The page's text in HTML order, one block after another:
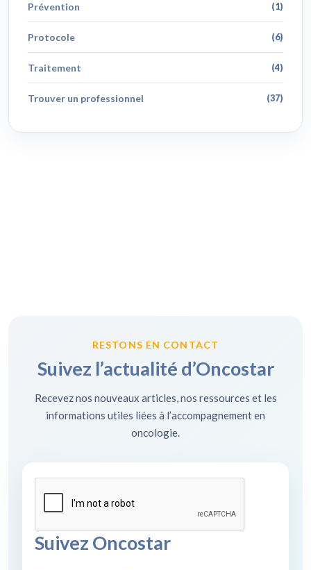
Prévention (1)
Protocole (6)
Traitement (4)
Trouver un professionnel (37)
RESTONS EN CONTACT
Suivez l’actualité d’Oncostar
Recevez nos nouveaux articles, nos ressources et les
informations utiles liées à l’accompagnement en
oncologie.
Suivez Oncostar